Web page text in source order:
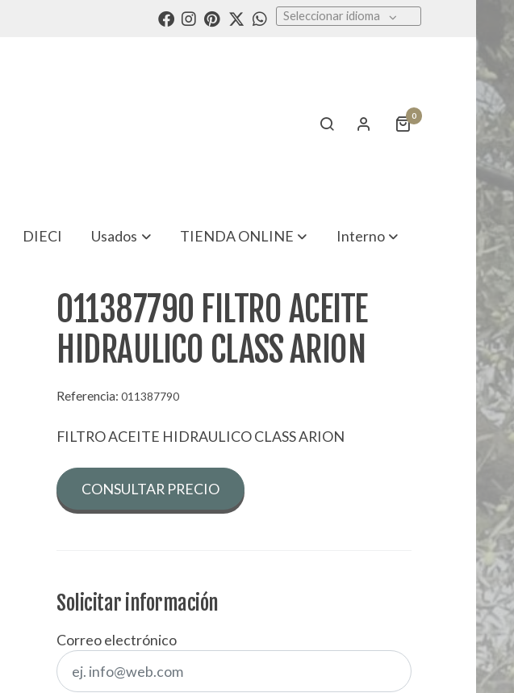
Seleccionar idioma
0
DIECI Usados TIENDA ONLINE Interno
011387790 FILTRO ACEITE
HIDRAULICO CLASS ARION
Referencia:011387790
FILTRO ACEITE HIDRAULICO CLASS ARION
CONSULTAR PRECIO
Solicitar información
Correo electrónico